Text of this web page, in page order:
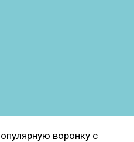
воронку с